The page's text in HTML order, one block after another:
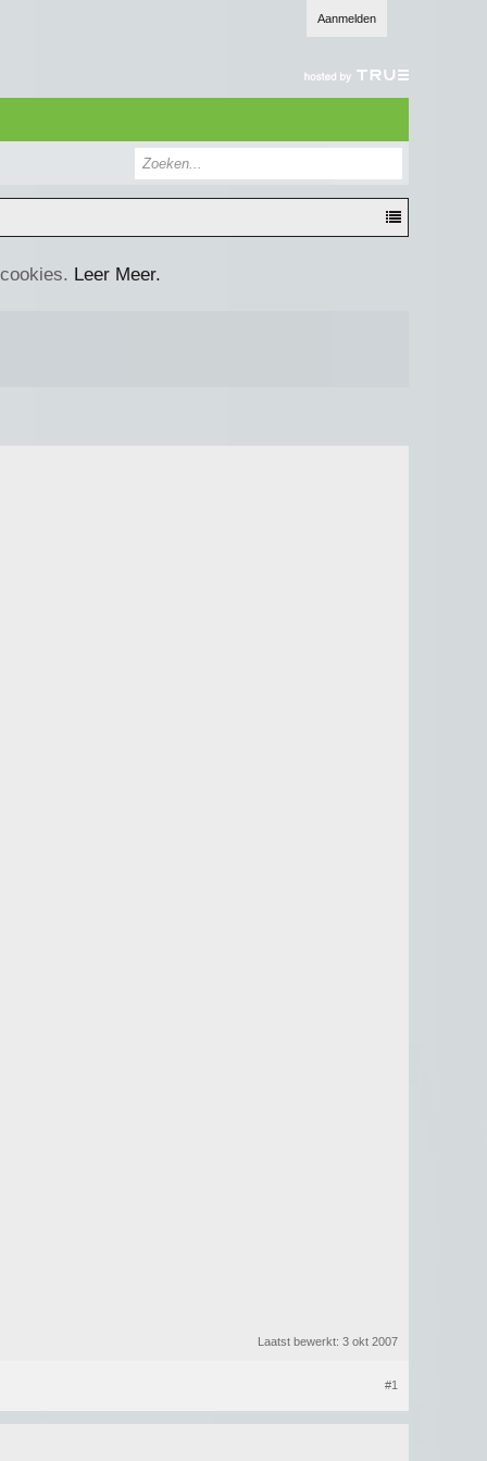
Aanmelden
Leer Meer.
Laatst bewerkt: 3 okt 2007
#1